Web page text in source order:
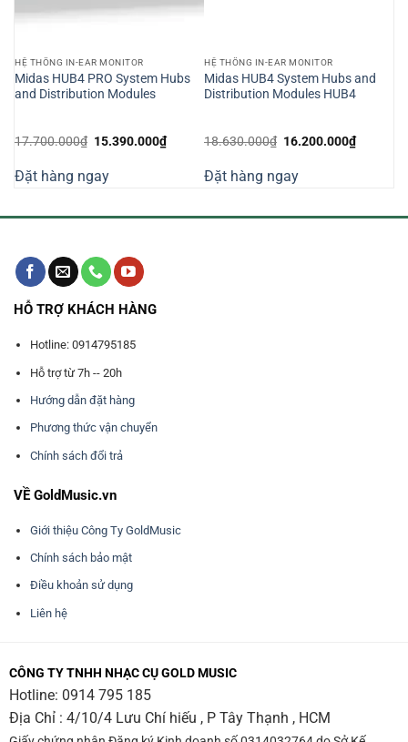
HỆ THỐNG IN-EAR MONITOR
Midas HUB4 PRO System Hubs
and Distribution Modules
17.700.000₫ Giá
17.700.000₫.
15.390.000₫Giá
hiện
15.390.000₫.
Đặt hàng ngay
HỆ THỐNG IN-EAR MONITOR
Midas HUB4 System Hubs and
Distribution Modules HUB4
18.630.000₫ Giá
18.630.000₫.
16.200.000₫Giá
hiện
Đặt hàng ngay
HỖ TRỢ KHÁCH HÀNG
Hotline: 0914795185
Hỗ trợ từ 7h -- 20h
Hướng dẫn đặt hàng
Phương thức vận chuyển
Chính sách đổi trả
VỀ GoldMusic.vn
Giới thiệu Công Ty GoldMusic
Chính sách bảo mật
Điều khoản sử dụng
Liên hệ
CÔNG TY TNHH NHẠC CỤ GOLD MUSIC
Hotline: 0914 795 185
Địa Chỉ : 4/10/4 Lưu Chí hiếu , P Tây Thạnh , HCM